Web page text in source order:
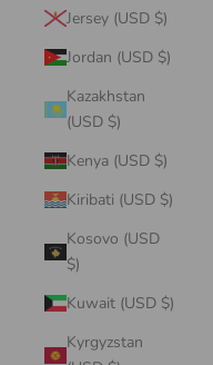
Jersey (USD $)
Jordan (USD $)
Kazakhstan
(USD $)
Kenya (USD $)
Kiribati (USD $)
Kosovo (USD
$)
Kuwait (USD $)
Kyrgyzstan